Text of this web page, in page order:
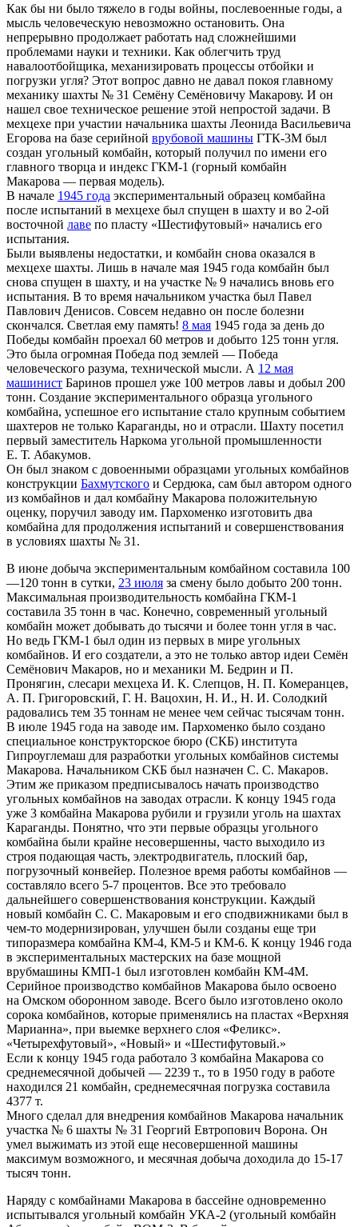
Как бы ни было тяжело в годы войны, послевоенные годы, а
мысль человеческую невозможно остановить. Она
непрерывно продолжает работать над сложнейшими
проблемами науки и техники. Как облегчить труд
навалоотбойщика, механизировать процессы отбойки и
погрузки угля? Этот вопрос давно не давал покоя главному
механику шахты № 31 Семёну Семёновичу Макарову. И он
нашел свое техническое решение этой непростой задачи. В
мехцехе при участии начальника шахты Леонида Васильевича
Егорова на базе серийной врубовой машины ГТК-3М был
создан угольный комбайн, который получил по имени его
главного творца и индекс ГКМ-1 (горный комбайн
Макарова — первая модель).
В начале 1945 года экспериментальный образец комбайна
после испытаний в мехцехе был спущен в шахту и во 2-ой
восточной лаве по пласту «Шестифутовый» начались его
испытания.
Были выявлены недостатки, и комбайн снова оказался в
мехцехе шахты. Лишь в начале мая 1945 года комбайн был
снова спущен в шахту, и на участке № 9 начались вновь его
испытания. В то время начальником участка был Павел
Павлович Денисов. Совсем недавно он после болезни
скончался. Светлая ему память! 8 мая 1945 года за день до
Победы комбайн проехал 60 метров и добыто 125 тонн угля.
Это была огромная Победа под землей — Победа
человеческого разума, технической мысли. А 12 мая
машинист Баринов прошел уже 100 метров лавы и добыл 200
тонн. Создание экспериментального образца угольного
комбайна, успешное его испытание стало крупным событием
шахтеров не только Караганды, но и отрасли. Шахту посетил
первый заместитель Наркома угольной промышленности
Е. Т. Абакумов.
Он был знаком с довоенными образцами угольных комбайнов
конструкции Бахмутского и Сердюка, сам был автором одного
из комбайнов и дал комбайну Макарова положительную
оценку, поручил заводу им. Пархоменко изготовить два
комбайна для продолжения испытаний и совершенствования
в условиях шахты № 31.
В июне добыча экспериментальным комбайном составила 100
—120 тонн в сутки, 23 июля за смену было добыто 200 тонн.
Максимальная производительность комбайна ГКМ-1
составила 35 тонн в час. Конечно, современный угольный
комбайн может добывать до тысячи и более тонн угля в час.
Но ведь ГКМ-1 был один из первых в мире угольных
комбайнов. И его создатели, а это не только автор идеи Семён
Семёнович Макаров, но и механики М. Бедрин и П.
Пронягин, слесари мехцеха И. К. Слепцов, Н. П. Комеранцев,
А. П. Григоровский, Г. Н. Вацохин, Н. И., Н. И. Солодкий
радовались тем 35 тоннам не менее чем сейчас тысячам тонн.
В июле 1945 года на заводе им. Пархоменко было создано
специальное конструкторское бюро (СКБ) института
Гипроуглемаш для разработки угольных комбайнов системы
Макарова. Начальником СКБ был назначен С. С. Макаров.
Этим же приказом предписывалось начать производство
угольных комбайнов на заводах отрасли. К концу 1945 года
уже 3 комбайна Макарова рубили и грузили уголь на шахтах
Караганды. Понятно, что эти первые образцы угольного
комбайна были крайне несовершенны, часто выходило из
строя подающая часть, электродвигатель, плоский бар,
погрузочный конвейер. Полезное время работы комбайнов —
составляло всего 5-7 процентов. Все это требовало
дальнейшего совершенствования конструкции. Каждый
новый комбайн С. С. Макаровым и его сподвижниками был в
чем-то модернизирован, улучшен были созданы еще три
типоразмера комбайна КМ-4, КМ-5 и КМ-6. К концу 1946 года
в экспериментальных мастерских на базе мощной
врубмашины КМП-1 был изготовлен комбайн КМ-4М.
Серийное производство комбайнов Макарова было освоено
на Омском оборонном заводе. Всего было изготовлено около
сорока комбайнов, которые применялись на пластах «Верхняя
Марианна», при выемке верхнего слоя «Феликс».
«Четырехфутовый», «Новый» и «Шестифутовый.»
Если к концу 1945 года работало 3 комбайна Макарова со
среднемесячной добычей — 2239 т., то в 1950 году в работе
находился 21 комбайн, среднемесячная погрузка составила
4377 т.
Много сделал для внедрения комбайнов Макарова начальник
участка № 6 шахты № 31 Георгий Евтропович Ворона. Он
умел выжимать из этой еще несовершенной машины
максимум возможного, и месячная добыча доходила до 15-17
тысяч тонн.
Наряду с комбайнами Макарова в бассейне одновременно
испытывался угольный комбайн УКА-2 (угольный комбайн